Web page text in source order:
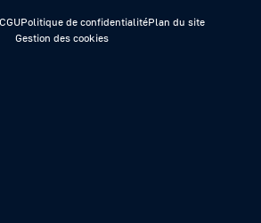
CGUPolitique de confidentialitéPlan du site
Gestion des cookies